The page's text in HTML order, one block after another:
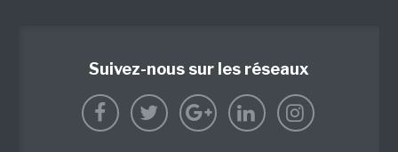
Suivez-nous sur les réseaux